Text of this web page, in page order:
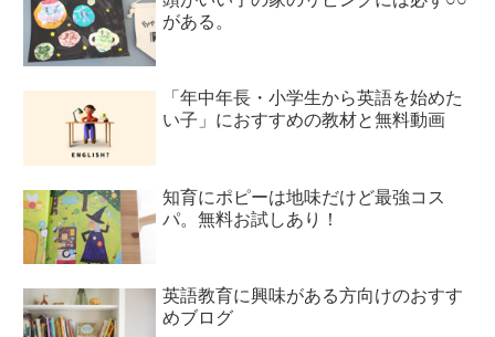
がある。
「年中年長・小学生から英語を始めた
い子」におすすめの教材と無料動画
知育にポピーは地味だけど最強コス
パ。無料お試しあり！
英語教育に興味がある方向けのおすす
めブログ